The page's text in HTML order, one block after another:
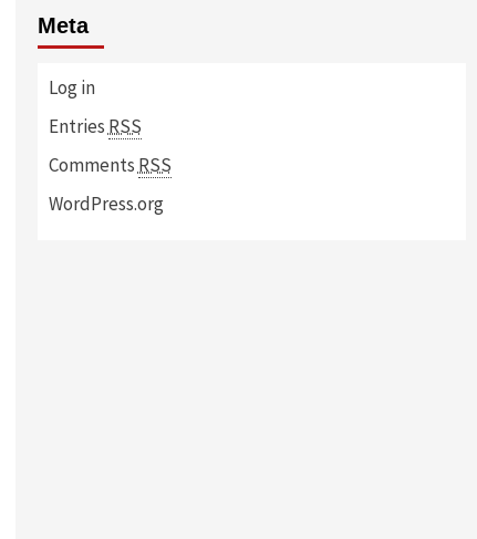
Meta
Log in
Entries RSS
Comments RSS
WordPress.org